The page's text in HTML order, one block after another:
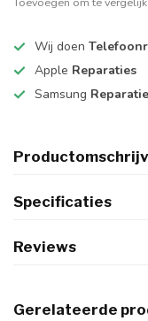
Wij doen
Apple Reparaties
Samsung
Specificaties
Reviews
Gerelateerde